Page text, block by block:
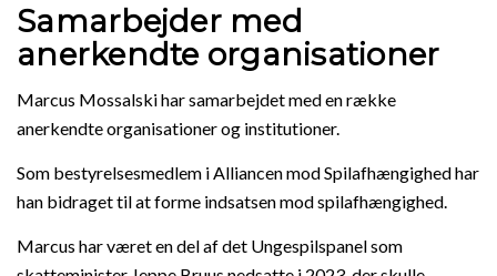
Samarbejder med
anerkendte organisationer
Marcus Mossalski har samarbejdet med en række
anerkendte organisationer og institutioner.
Som bestyrelsesmedlem i Alliancen mod Spilafhængighed har
han bidraget til at forme indsatsen mod spilafhængighed.
Marcus har været en del af det Ungespilspanel som